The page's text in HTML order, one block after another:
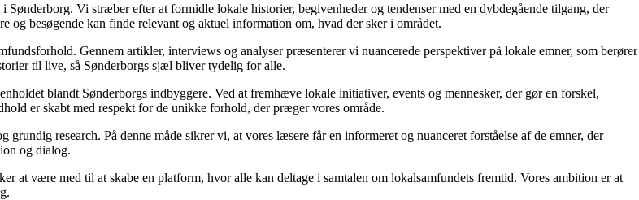
Vi stræber efter at formidle lokale historier, begivenheder og tendenser med en dybdegående tilgang, der
besøgende kan finde relevant og aktuel information om, hvad der sker i området.
Gennem artikler, interviews og analyser præsenterer vi nuancerede perspektiver på lokale emner, som berører
til live, så Sønderborgs sjæl bliver tydelig for alle.
blandt Sønderborgs indbyggere. Ved at fremhæve lokale initiativer, events og mennesker, der gør en forskel,
er skabt med respekt for de unikke forhold, der præger vores område.
research. På denne måde sikrer vi, at vores læsere får en informeret og nuanceret forståelse af de emner, der
og dialog.
at være med til at skabe en platform, hvor alle kan deltage i samtalen om lokalsamfundets fremtid. Vores ambition er at